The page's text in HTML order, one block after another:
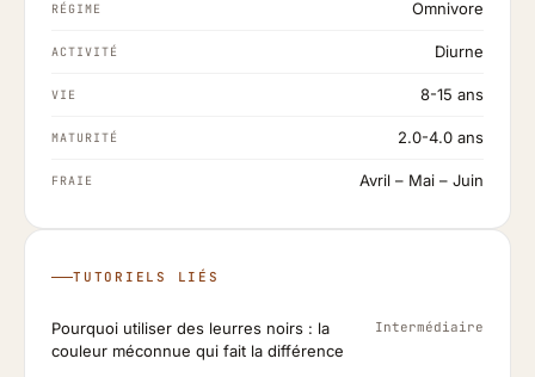
RÉGIME Omnivore
ACTIVITÉ Diurne
VIE 8-15 ans
MATURITÉ 2.0-4.0 ans
FRAIE Avril – Mai – Juin
TUTORIELS LIÉS
Pourquoi utiliser des leurres noirs : la
couleur méconnue qui fait la différence
Intermédiaire